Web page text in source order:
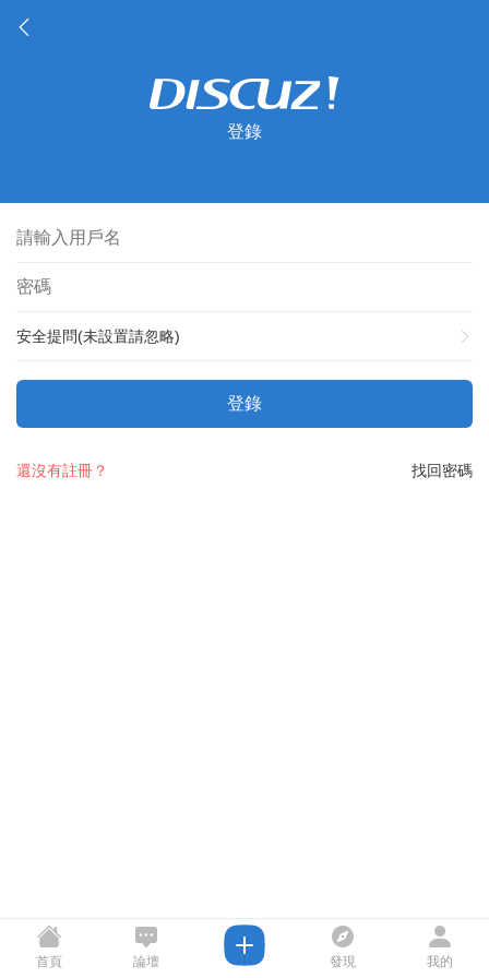
登錄
安全提問(未設置請忽略)
登錄
找回密碼
還沒有註冊？
首頁 論壇 發現 我的